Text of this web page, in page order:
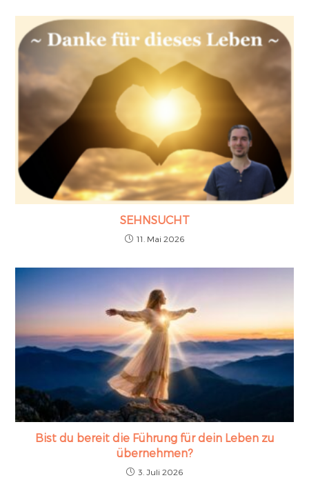
SEHNSUCHT
11. Mai 2026
Bist du bereit die Führung für dein Leben zu
übernehmen?
3. Juli 2026